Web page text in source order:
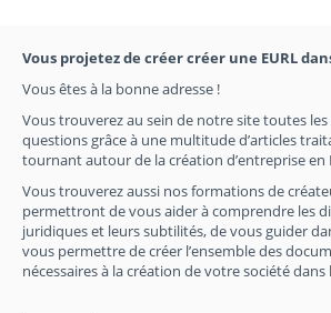
Vous projetez de créer créer une EURL
Vous êtes à la bonne adresse !
Vous trouverez au sein de notre site toutes
questions grâce à une multitude d’articles
tournant autour de la création d’entreprise en
Vous trouverez aussi nos formations de
permettront de vous aider à comprendre les
juridiques et leurs subtilités, de vous guider
vous permettre de créer l’ensemble des
nécessaires à la création de votre société dans